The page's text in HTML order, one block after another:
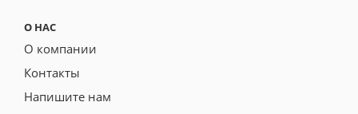
О НАС
О компании
Контакты
Напишите нам